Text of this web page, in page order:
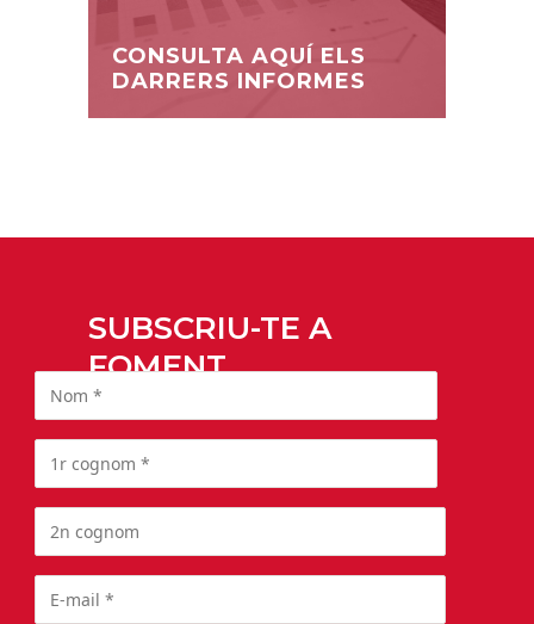
CONSULTA AQUÍ ELS
DARRERS INFORMES
SUBSCRIU-TE A
FOMENT